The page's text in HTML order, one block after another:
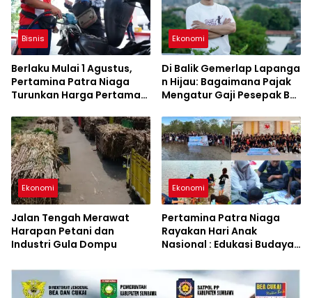
Bisnis
Berlaku Mulai 1 Agustus,
Pertamina Patra Niaga
Turunkan Harga Pertamax
Ekonomi
Di Balik Gemerlap Lapanga
n Hijau: Bagaimana Pajak
Mengatur Gaji Pesepak Bol
Ekonomi
Jalan Tengah Merawat
Harapan Petani dan
Industri Gula Dompu
Ekonomi
Pertamina Patra Niaga
Rayakan Hari Anak
Nasional : Edukasi Budaya
Lingkungan